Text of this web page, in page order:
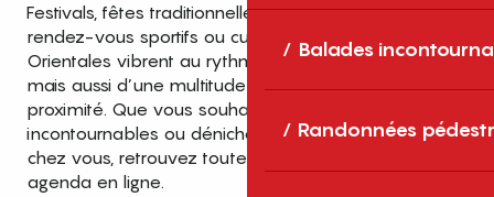
Balades
Randonnées
Festivals, fêtes traditionnelles, concerts, expositions,
rendez-vous sportifs ou culturels… les Pyrénées-
Orientales vibrent au rythme de grands temps forts
mais aussi d’une multitude d’événements de
proximité. Que vous souhaitiez vivre les
incontournables ou dénicher des sorties près de
chez vous, retrouvez toutes les infos dans notre
agenda en ligne.
Top des événements et sorties
en famille
cet été dans les Pyrénées-Orientales